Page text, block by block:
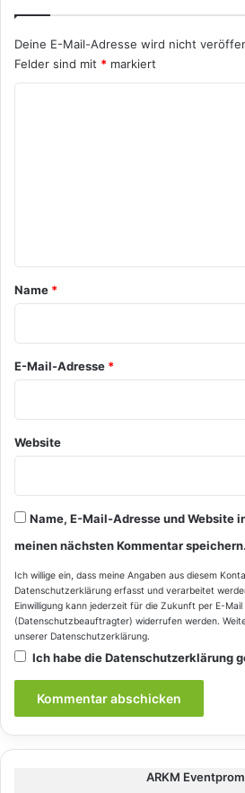
Deine E-Mail-Adresse wird nicht
Felder sind mit * markiert
a
*
Name *
E-Mail-Adresse *
Website
Name, E-Mail-Adresse und Website
meinen nächsten Kommentar speichern.
Ich willige ein, dass meine Angaben aus diesem
Datenschutzerklärung erfasst und verarbeitet
Einwilligung kann jederzeit für die Zukunft per E-
(Datenschutzbeauftragter) widerrufen werden.
unserer Datenschutzerklärung.
Ich habe dieDatenschutzerklärung
ARKM